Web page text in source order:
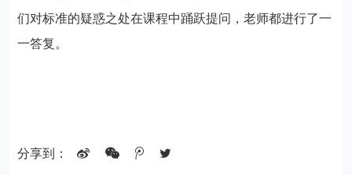
们对标准的疑惑之处在课程中踊跃提问，老师都进行了一
一答复。
分享到：